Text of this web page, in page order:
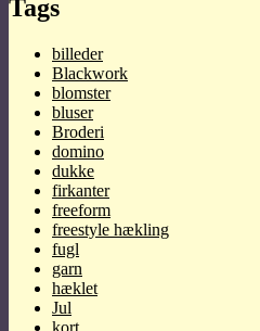
Tags
billeder
Blackwork
blomster
bluser
Broderi
domino
dukke
firkanter
freeform
freestyle hækling
fugl
garn
hæklet
Jul
kort